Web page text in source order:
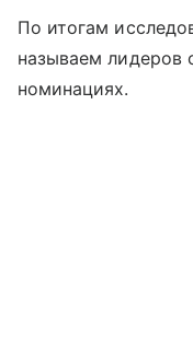
По итогам
называем лидеров
номинациях.